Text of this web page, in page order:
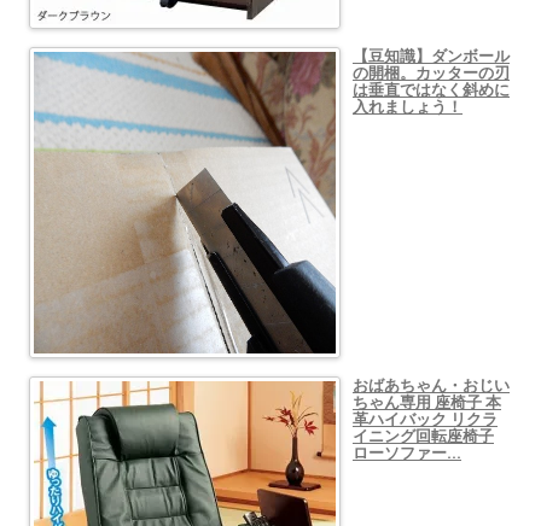
【豆知識】ダンボール
の開梱。カッターの刃
は垂直ではなく斜めに
入れましょう！
おばあちゃん・おじい
ちゃん専用 座椅子 本
革ハイバック リクラ
イニング回転座椅子
ローソファー…